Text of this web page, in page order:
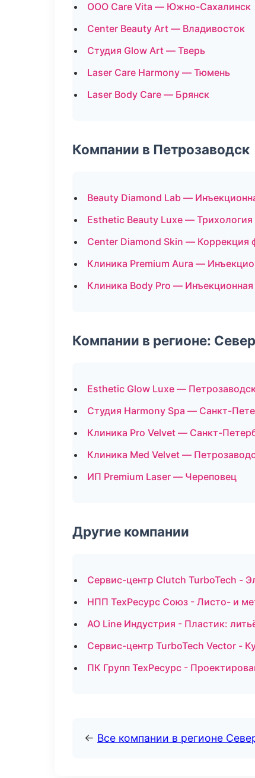
ООО Care Vita — Южно-Сахалинск
Center Beauty Art — Владивосток
Студия Glow Art — Тверь
Laser Care Harmony — Тюмень
Laser Body Care — Брянск
Компании в Петрозаводск
Beauty Diamond Lab —
Esthetic Beauty Luxe — Трихология
Center Diamond Skin — Коррекция
Клиника Premium Aura —
Клиника Body Pro —
Компании в регионе:
Esthetic Glow Luxe —
Студия Harmony Spa — Санкт-
Клиника Pro Velvet — Санкт-
Клиника Med Velvet —
ИП Premium Laser — Череповец
Другие компании
Сервис-центр Clutch TurboTech -
НПП ТехРесурс Союз - Листо- и
АО Line Индустрия - Пластик:
Сервис-центр TurboTech Vector -
ПК Групп ТехРесурс -
← Все компании в регионе